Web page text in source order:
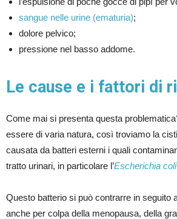
sangue nelle urine (ematuria);
dolore pelvico;
pressione nel basso addome.
Le cause e i fattori di
Come mai si presenta questa
essere di varia natura, così troviamo la
causata da batteri esterni i quali
tratto urinari, in particolare l’Escherichia coli
Questo batterio si può contrarre in seguito
anche per colpa della menopausa, della